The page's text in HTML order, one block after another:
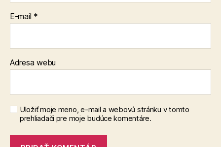
E-mail *
Adresa webu
Uložiť moje meno, e-mail a webovú stránku v tomto
prehliadači pre moje budúce komentáre.